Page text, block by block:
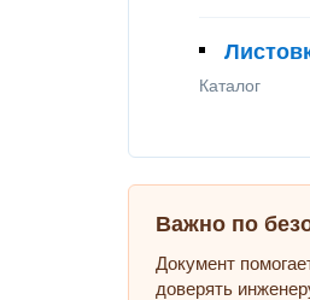
Каталог
Важно по
Документ
доверять